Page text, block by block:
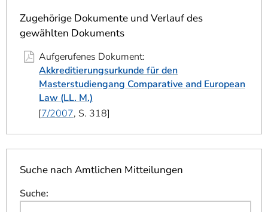
Informationen zur
Barrierefreiheit
Zugehörige Dokumente und Verlauf des
gewählten Dokuments
Aufgerufenes Dokument:
Akkreditierungsurkunde für den
Masterstudiengang Comparative and European
Law (LL. M.)
7/2007, S. 318
Suche nach Amtlichen Mitteilungen
Suche: